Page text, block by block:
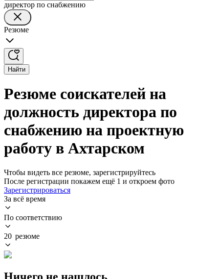
директор по снабжению
Резюме
Найти
Резюме соискателей на
должность директора по
снабжению на проектную
работу в Ахтарском
Чтобы видеть все резюме, зарегистрируйтесь
После регистрации покажем ещё 1 и откроем фото
Зарегистрироваться
За всё время
По соответствию
20 резюме
Ничего не нашлось